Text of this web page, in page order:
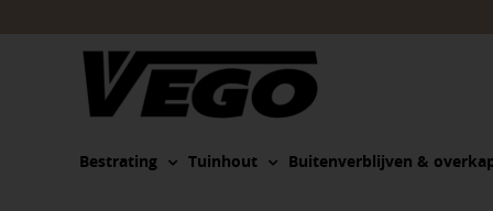
Bestrating Tuinhout Buitenverblijven &